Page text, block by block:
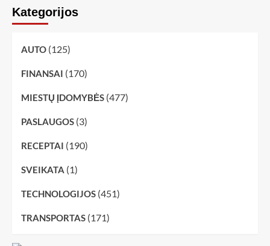
Kategorijos
AUTO (125)
FINANSAI (170)
MIESTŲ ĮDOMYBĖS (477)
PASLAUGOS (3)
RECEPTAI (190)
SVEIKATA (1)
TECHNOLOGIJOS (451)
TRANSPORTAS (171)